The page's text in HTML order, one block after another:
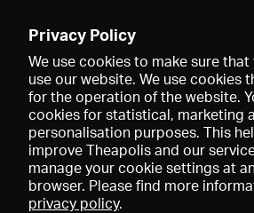
Privacy Policy
We use cookies to make sure
use our website. We use cookies
for the operation of the website.
cookies for statistical, marketing
personalisation purposes. This
improve Theapolis and our
manage your cookie settings at
browser. Please find more
privacy policy.